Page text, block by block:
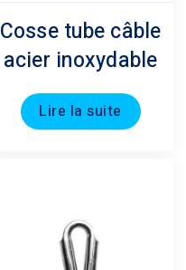
Cosse tube câble
acier inoxydable
Lire la suite